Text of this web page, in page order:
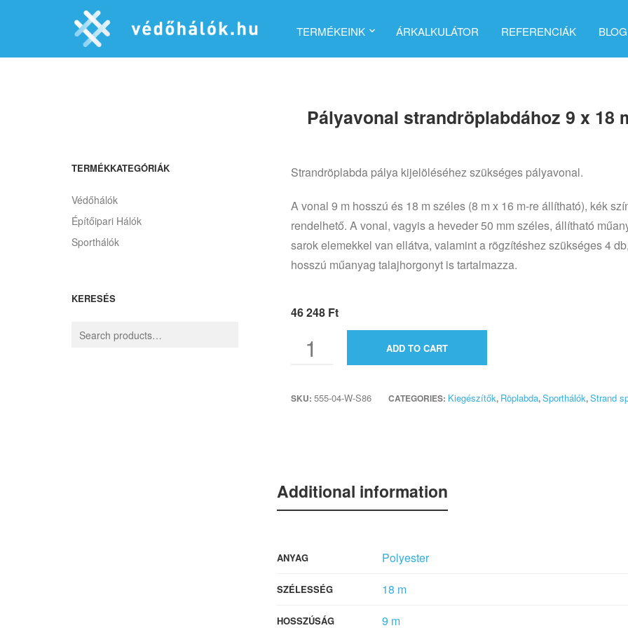
TERMÉKEINK ÁRKALKULÁTOR REFERENCIÁK BLOG
Pályavonal strandröplabdához 9 x 18
TERMÉKKATEGÓRIÁK
Védőhálók
Építőipari Hálók
Sporthálók
KERESÉS
Strandröplabda pálya kijelöléséhez szükséges pályavonal.
A vonal 9 m hosszú és 18 m széles (8 m x 16 m-re állítható), kék
rendelhető. A vonal, vagyis a heveder 50 mm széles, állítható
sarok elemekkel van ellátva, valamint a rögzítéshez szükséges 4
hosszú műanyag talajhorgonyt is tartalmazza.
46 248 Ft
ADD TO CART
SKU: 555-04-W-S86 CATEGORIES: Kiegészítők, Röplabda,Sporthálók,Strand
Additional information
ANYAG Polyester
SZÉLESSÉG 18 m
HOSSZÚSÁG 9 m